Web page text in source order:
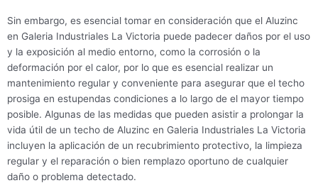
Sin embargo, es esencial tomar en consideración que el Aluzinc
en Galeria Industriales La Victoria puede padecer daños por el uso
y la exposición al medio entorno, como la corrosión o la
deformación por el calor, por lo que es esencial realizar un
mantenimiento regular y conveniente para asegurar que el techo
prosiga en estupendas condiciones a lo largo de el mayor tiempo
posible. Algunas de las medidas que pueden asistir a prolongar la
vida útil de un techo de Aluzinc en Galeria Industriales La Victoria
incluyen la aplicación de un recubrimiento protectivo, la limpieza
regular y el reparación o bien remplazo oportuno de cualquier
daño o problema detectado.